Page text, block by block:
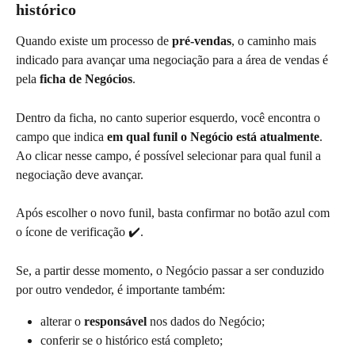
histórico
Quando existe um processo de pré-vendas, o caminho mais
indicado para avançar uma negociação para a área de vendas é
pela ficha de Negócios.
Dentro da ficha, no canto superior esquerdo, você encontra o
campo que indica em qual funil o Negócio está atualmente.
Ao clicar nesse campo, é possível selecionar para qual funil a
negociação deve avançar.
Após escolher o novo funil, basta confirmar no botão azul com
o ícone de verificação ✔️.
Se, a partir desse momento, o Negócio passar a ser conduzido
por outro vendedor, é importante também:
alterar o responsável nos dados do Negócio;
conferir se o histórico está completo;